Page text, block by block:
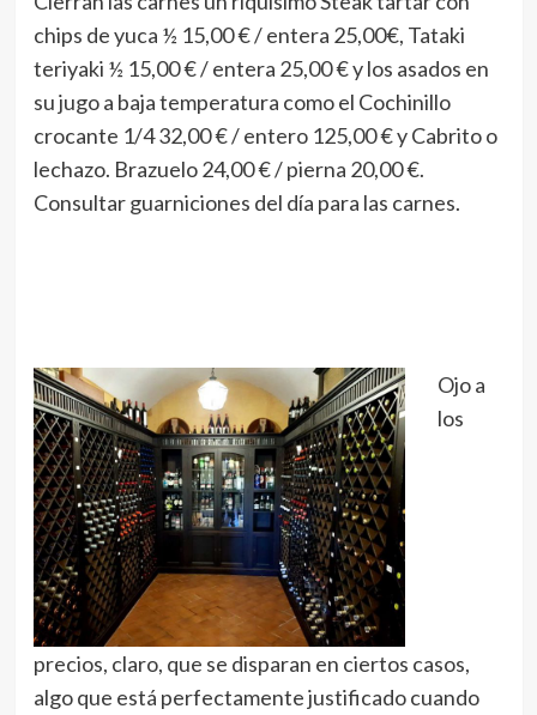
chips de yuca ½ 15,00 € / entera 25,00€, Tataki
teriyaki ½ 15,00 € / entera 25,00 € y los asados en
su jugo a baja temperatura como el Cochinillo
crocante 1/4 32,00 € / entero 125,00 € y Cabrito o
lechazo. Brazuelo 24,00 € / pierna 20,00 €.
Consultar guarniciones del día para las carnes.
Ojo a
los
precios, claro, que se disparan en ciertos casos,
algo que está perfectamente justificado cuando